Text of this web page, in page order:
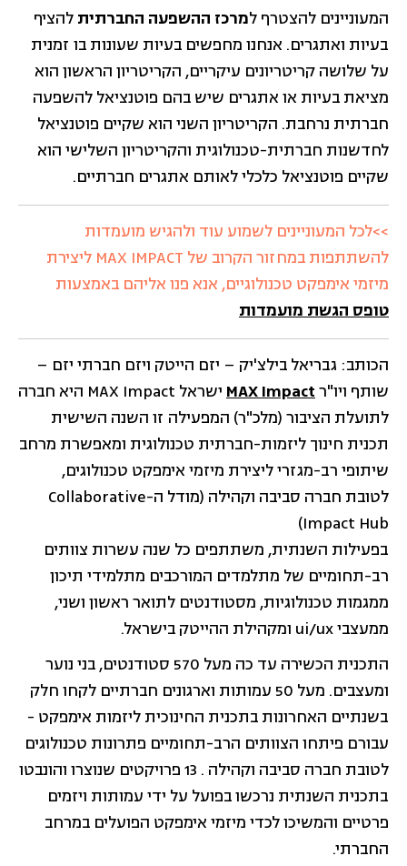
המעוניינים להצטרף למרכז ההשפעה החברתית להציף
בעיות ואתגרים. אנחנו מחפשים בעיות שעונות בו זמנית
על שלושה קריטריונים עיקריים, הקריטריון הראשון הוא
מציאת בעיות או אתגרים שיש בהם פוטנציאל להשפעה
חברתית נרחבת. הקריטריון השני הוא שקיים פוטנציאל
לחדשנות חברתית-טכנולוגית והקריטריון השלישי הוא
שקיים פוטנציאל כלכלי לאותם אתגרים חברתיים.
>>לכל המעוניינים לשמוע עוד ולהגיש מועמדות
להשתתפות במחזור הקרוב של MAX IMPACT ליצירת
מיזמי אימפקט טכנולוגיים, אנא פנו אליהם באמצעות
טופס הגשת מועמדות
הכותב: גבריאל בילצ'יק – יזם הייטק ויזם חברתי יזם –
שותף ויו"רMAX Impact
ישראל MAX Impact היא חברה
לתועלת הציבור (מלכ"ר) המפעילה זו השנה השישית
תכנית חינוך ליזמות-חברתית טכנולוגית ומאפשרת מרחב
שיתופי רב-מגזרי ליצירת מיזמי אימפקט טכנולוגים,
לטובת חברה סביבה וקהילה (מודל ה-Collaborative
Impact Hub)
בפעילות השנתית, משתתפים כל שנה עשרות צוותים
רב-תחומיים של מתלמדים המורכבים מתלמידי תיכון
ממגמות טכנולוגיות, מסטודנטים לתואר ראשון ושני,
ממעצבי ui/ux ומקהילת ההייטק בישראל.
התכנית הכשירה עד כה מעל 570 סטודנטים, בני נוער
ומעצבים. מעל 50 עמותות וארגונים חברתיים לקחו חלק
בשנתיים האחרונות בתכנית החינוכית ליזמות אימפקט -
עבורם פיתחו הצוותים הרב-תחומיים פתרונות טכנולוגים
לטובת חברה סביבה וקהילה . 13 פרויקטים שנוצרו והונבטו
בתכנית השנתית נרכשו בפועל על ידי עמותות ויזמים
פרטיים והמשיכו לכדי מיזמי אימפקט הפועלים במרחב
החברתי.